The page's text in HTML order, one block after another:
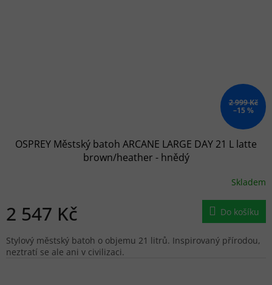
2 999 Kč
–15 %
OSPREY Městský batoh ARCANE LARGE DAY 21 L latte
brown/heather - hnědý
Skladem
2 547 Kč Do košíku
Stylový městský batoh o objemu 21 litrů. Inspirovaný přírodou,
neztratí se ale ani v civilizaci.